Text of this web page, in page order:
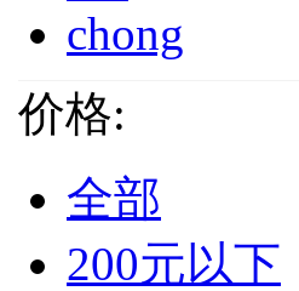
chong
价格:
全部
200元以下